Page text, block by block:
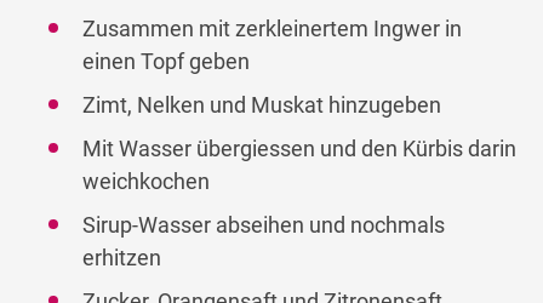
Zusammen mit zerkleinertem Ingwer in
einen Topf geben
Zimt, Nelken und Muskat hinzugeben
Mit Wasser übergiessen und den Kürbis darin
weichkochen
Sirup-Wasser abseihen und nochmals
erhitzen